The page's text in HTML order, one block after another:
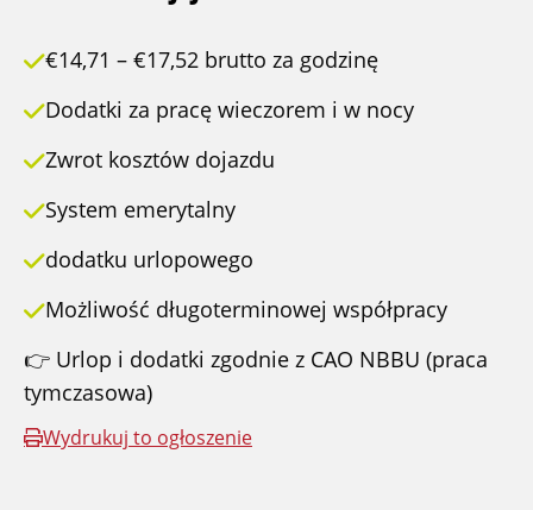
€14,71 – €17,52 brutto za godzinę
Dodatki za pracę wieczorem i w nocy
Zwrot kosztów dojazdu
System emerytalny
dodatku urlopowego
Możliwość długoterminowej współpracy
👉 Urlop i dodatki zgodnie z CAO NBBU (praca
tymczasowa)
Wydrukuj to ogłoszenie